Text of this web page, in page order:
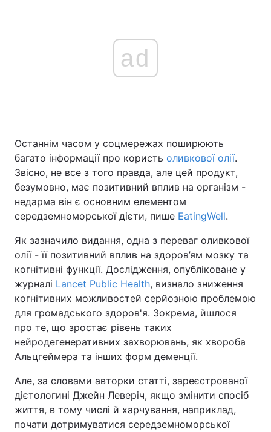
Головна Війна
Україна Політика
Економіка Світ
Спорт Наука
Техно і зв'язок Лайт
Зброя Інциденти
Здоров'я Туризм
Цікавинки Погода
Регіони
Лонгріди
ad
Останнім часом у соцмережах поширюють
багато інформації про користь оливкової олії.
Звісно, не все з того правда, але цей продукт,
безумовно, має позитивний вплив на організм -
недарма він є основним елементом
середземноморської дієти, пише EatingWell.
Як зазначило видання, одна з переваг оливкової
олії - її позитивний вплив на здоров’ям мозку та
когнітивні функції. Дослідження, опубліковане у
журналі Lancet Public Health, визнало зниження
когнітивних можливостей серйозною проблемою
для громадського здоров'я. Зокрема, йшлося
про те, що зростає рівень таких
нейродегенеративних захворювань, як хвороба
Альцгеймера та інших форм деменції.
Але, за словами авторки статті, зареєстрованої
дієтологині Джейн Леверіч, якщо змінити спосіб
життя, в тому числі й харчування, наприклад,
почати дотримуватися середземноморської